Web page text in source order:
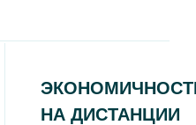
НА ДИСТАНЦИИ